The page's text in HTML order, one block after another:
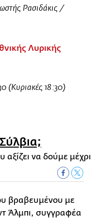
Ρασιδάκις /
Λυρικής
(Κυριακές 18:30)
βραβευμένου με
Άλμπι, συγγραφέα